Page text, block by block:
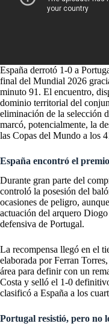
España derrotó 1-0 a
final del Mundial 2026
minuto 91. El encuentro,
dominio territorial del
eliminación de la selección
marcó, potencialmente, la
las Copas del Mundo a los
España encontró el
Durante gran parte del
controló la posesión del
ocasiones de peligro,
actuación del arquero
defensiva de Portugal.
La recompensa llegó en el
elaborada por Ferran
área para definir con un
Costa y selló el 1-0
clasificó a España a los
Portugal resistió, pero no